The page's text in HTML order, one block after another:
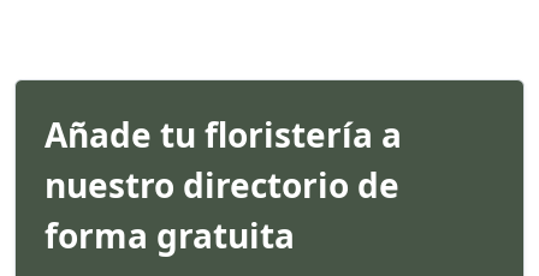
Añade tu floristería a
nuestro directorio de
forma gratuita